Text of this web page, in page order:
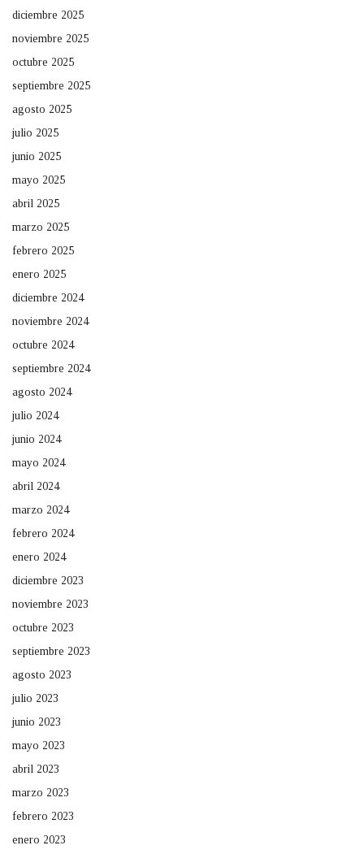
diciembre 2025
noviembre 2025
octubre 2025
septiembre 2025
agosto 2025
julio 2025
junio 2025
mayo 2025
abril 2025
marzo 2025
febrero 2025
enero 2025
diciembre 2024
noviembre 2024
octubre 2024
septiembre 2024
agosto 2024
julio 2024
junio 2024
mayo 2024
abril 2024
marzo 2024
febrero 2024
enero 2024
diciembre 2023
noviembre 2023
octubre 2023
septiembre 2023
agosto 2023
julio 2023
junio 2023
mayo 2023
abril 2023
marzo 2023
febrero 2023
enero 2023